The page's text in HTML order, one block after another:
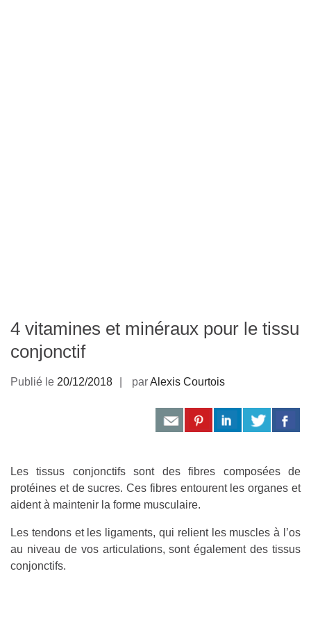
4 vitamines et minéraux pour le tissu
conjonctif
Publié le 20/12/2018 parAlexis Courtois
Les tissus conjonctifs sont des fibres composées de
protéines et de sucres. Ces fibres entourent les organes et
aident à maintenir la forme musculaire.
Les tendons et les ligaments, qui relient les muscles à l’os
au niveau de vos articulations, sont également des tissus
conjonctifs.